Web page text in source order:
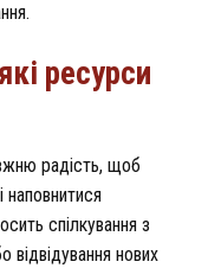
ресурси
радість, щоб
наповнитися
спілкування з
нових